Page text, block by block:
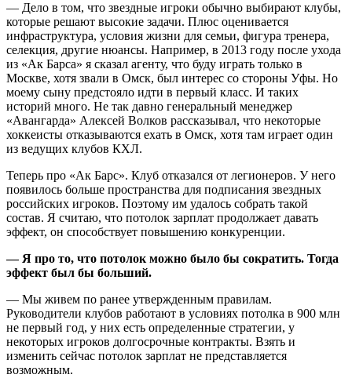
— Дело в том, что звездные игроки обычно выбирают клубы,
которые решают высокие задачи. Плюс оценивается
инфраструктура, условия жизни для семьи, фигура тренера,
селекция, другие нюансы. Например, в 2013 году после ухода
из «Ак Барса» я сказал агенту, что буду играть только в
Москве, хотя звали в Омск, был интерес со стороны Уфы. Но
моему сыну предстояло идти в первый класс. И таких
историй много. Не так давно генеральный менеджер
«Авангарда» Алексей Волков рассказывал, что некоторые
хоккеисты отказываются ехать в Омск, хотя там играет один
из ведущих клубов КХЛ.
Теперь про «Ак Барс». Клуб отказался от легионеров. У него
появилось больше пространства для подписания звездных
российских игроков. Поэтому им удалось собрать такой
состав. Я считаю, что потолок зарплат продолжает давать
эффект, он способствует повышению конкуренции.
— Я про то, что потолок можно было бы сократить. Тогда
эффект был бы больший.
— Мы живем по ранее утвержденным правилам.
Руководители клубов работают в условиях потолка в 900 млн
не первый год, у них есть определенные стратегии, у
некоторых игроков долгосрочные контракты. Взять и
изменить сейчас потолок зарплат не представляется
возможным.